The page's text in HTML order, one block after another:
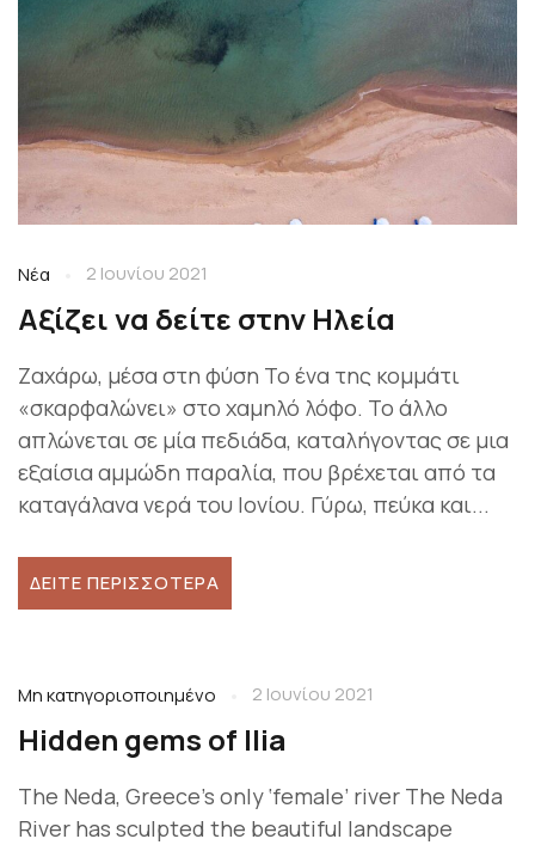
Νέα 2 Ιουνίου 2021
Αξίζει να δείτε στην Ηλεία
Ζαχάρω, μέσα στη φύση Το ένα της κομμάτι
«σκαρφαλώνει» στο χαμηλό λόφο. Το άλλο
απλώνεται σε μία πεδιάδα, καταλήγοντας σε μια
εξαίσια αμμώδη παραλία, που βρέχεται από τα
καταγάλανα νερά του Ιονίου. Γύρω, πεύκα και...
ΔΕΊΤΕ ΠΕΡΙΣΣΌΤΕΡΑ
Μη κατηγοριοποιημένο 2 Ιουνίου 2021
Hidden gems of Ilia
The Neda, Greece’s only ‘female’ river The Neda
River has sculpted the beautiful landscape